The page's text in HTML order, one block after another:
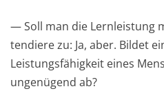
— Soll man die Lernleistung
tendiere zu: Ja, aber. Bildet
Leistungsfähigkeit eines
ungenügend ab?